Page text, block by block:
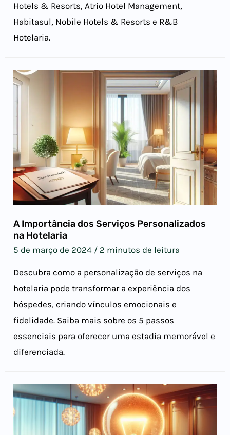
Hotels & Resorts, Atrio Hotel Management,
Habitasul, Nobile Hotels & Resorts e R&B
Hotelaria.
A Importância dos Serviços Personalizados
na Hotelaria
5 de março de 2024 / 2 minutos de leitura
Descubra como a personalização de serviços na
hotelaria pode transformar a experiência dos
hóspedes, criando vínculos emocionais e
fidelidade. Saiba mais sobre os 5 passos
essenciais para oferecer uma estadia memorável e
diferenciada.